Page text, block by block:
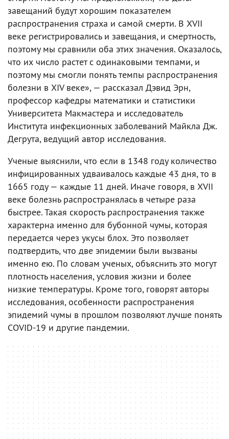
завещаний будут хорошим показателем
распространения страха и самой смерти. В XVII
веке регистрировались и завещания, и смертность,
поэтому мы сравнили оба этих значения. Оказалось,
что их число растет с одинаковыми темпами, и
поэтому мы смогли понять темпы распространения
болезни в XIV веке», — рассказал Дэвид Эрн,
профессор кафедры математики и статистики
Университета Макмастера и исследователь
Института инфекционных заболеваний Майкла Дж.
Дегрута, ведущий автор исследования.
Ученые выяснили, что если в 1348 году количество
инфицированных удваивалось каждые 43 дня, то в
1665 году — каждые 11 дней. Иначе говоря, в XVII
веке болезнь распространялась в четыре раза
быстрее. Такая скорость распространения также
характерна именно для бубонной чумы, которая
передается через укусы блох. Это позволяет
подтвердить, что две эпидемии были вызваны
именно ею. По словам ученых, объяснить это могут
плотность населения, условия жизни и более
низкие температуры. Кроме того, говорят авторы
исследования, особенности распространения
эпидемий чумы в прошлом позволяют лучше понять
COVID-19 и другие пандемии.